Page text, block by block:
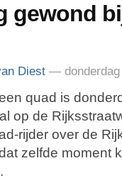
gewond
Diest — donderdag
quad is
op de
rijder over de
zelfde moment